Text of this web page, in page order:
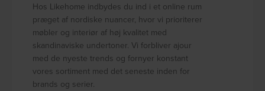
Hos Likehome indbydes du ind i et online rum
præget af nordiske nuancer, hvor vi prioriterer
møbler og interiør af høj kvalitet med
skandinaviske undertoner. Vi forbliver ajour
med de nyeste trends og fornyer konstant
vores sortiment med det seneste inden for
brands og serier.